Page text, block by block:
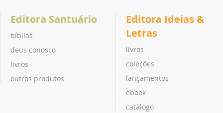
Editora Santuário
bíblias
deus conosco
livros
outros produtos
Editora Ideias &
Letras
livros
coleções
lançamentos
ebook
catálogo